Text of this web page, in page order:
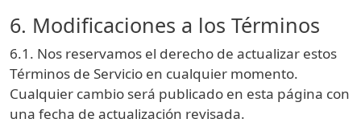
6. Modificaciones a los Términos
6.1. Nos reservamos el derecho de actualizar estos
Términos de Servicio en cualquier momento.
Cualquier cambio será publicado en esta página con
una fecha de actualización revisada.